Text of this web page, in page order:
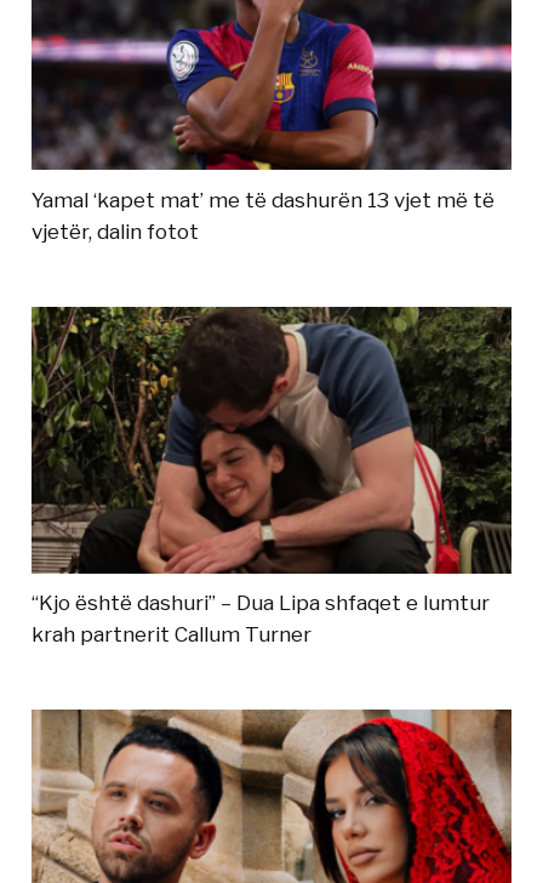
Yamal ‘kapet mat’ me të dashurën 13 vjet më të
vjetër, dalin fotot
“Kjo është dashuri” – Dua Lipa shfaqet e lumtur
krah partnerit Callum Turner